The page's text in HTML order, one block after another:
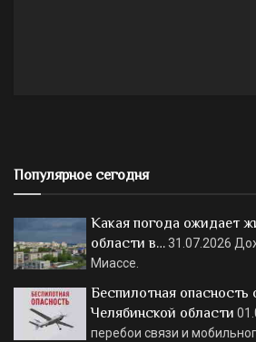
Популярное сегодня
Какая погода ожидает
области в…31.07.2026
Миассе.
Беспилотная опасность
Челябинской области
перебои связи и